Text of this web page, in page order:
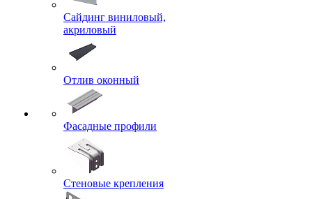
Сайдинг виниловый,
акриловый
Отлив оконный
Фасадные профили
Стеновые крепления